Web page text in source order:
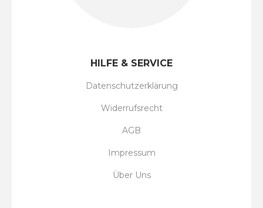
HILFE & SERVICE
Datenschutzerklärung
Widerrufsrecht
AGB
Impressum
Über Uns